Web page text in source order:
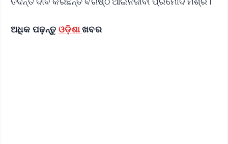
ଅଧିକ ପଢ଼ନ୍ତୁ ଓଡ଼ିଶାଖବର